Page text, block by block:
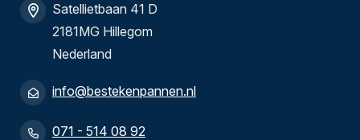
Satellietbaan 41 D
2181MG Hillegom
Nederland
info@bestekenpannen.nl
071 - 514 08 92